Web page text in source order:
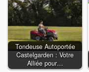
Tondeuse Autoportée
Castelgarden : Votre
Alliée pour…